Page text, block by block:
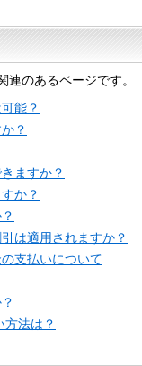
連のあるページです。
能？
？
ますか？
か？
は適用されますか？
支払いについて
方法は？